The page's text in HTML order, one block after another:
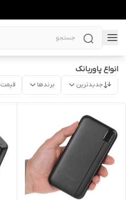
انواع پاوربانک
جدیدترین برندها قیمت